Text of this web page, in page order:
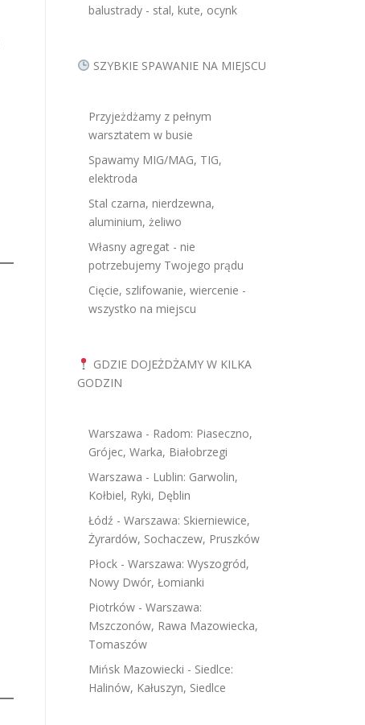
balustrady - stal, kute, ocynk
SZYBKIE SPAWANIE NA MIEJSCU
Przyjeżdżamy z pełnym
warsztatem w busie
Spawamy MIG/MAG, TIG,
elektroda
Stal czarna, nierdzewna,
aluminium, żeliwo
Własny agregat - nie
potrzebujemy Twojego prądu
Cięcie, szlifowanie, wiercenie -
wszystko na miejscu
GDZIE DOJEŻDŻAMY W KILKA
GODZIN
Warszawa - Radom: Piaseczno,
Grójec, Warka, Białobrzegi
Warszawa - Lublin: Garwolin,
Kołbiel, Ryki, Dęblin
Łódź - Warszawa: Skierniewice,
Żyrardów, Sochaczew, Pruszków
Płock - Warszawa: Wyszogród,
Nowy Dwór, Łomianki
Piotrków - Warszawa:
Mszczonów, Rawa Mazowiecka,
Tomaszów
Mińsk Mazowiecki - Siedlce:
Halinów, Kałuszyn, Siedlce